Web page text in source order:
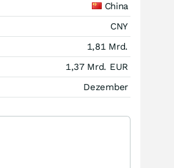
China
CNY
1,81 Mrd.
1,37 Mrd. EUR
Dezember